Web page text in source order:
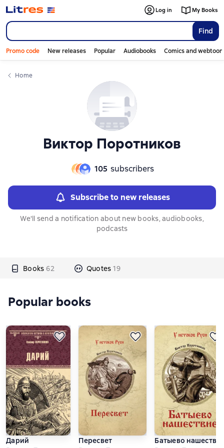
Find
Log in My Books
Promo code New releases Popular Audiobooks Comics and
Home
Виктор Поротников
105 subscribers
Subscribe to new releases
We'll send a notification about new books, audiobooks,
podcasts
Books 62 Quotes 19
Слайдер с книгами
Popular books
Дарий
Пересвет
Батыево
Слайдер с книгами